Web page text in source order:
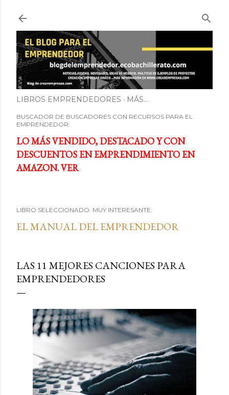
LIBROS EMPRENDEDORES MÁS…
BUSCADOR DE BUSCADORES CON RECURSOS PARA EL
EMPRENDEDOR:
LO MÁS VENDIDO, DESTACADO Y CON
DESCUENTOS EN EMPRENDIMIENTO EN
AMAZON. VER
LIBRO SELECCIONADO. MUY INTERESANTE:
EL MANUAL DEL EMPRENDEDOR
LAS 11 MEJORES CANCIONES PARA
EMPRENDEDORES